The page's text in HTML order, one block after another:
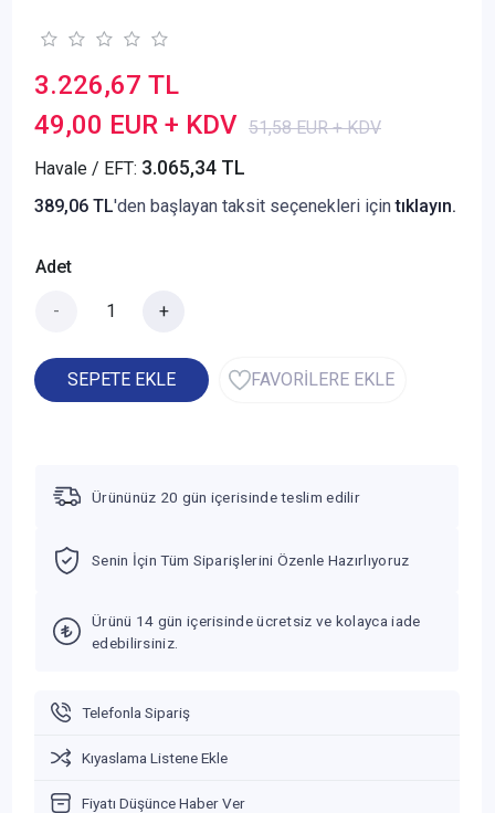
3.226,67 TL
49,00 EUR + KDV 51,58 EUR + KDV
Havale / EFT: 3.065,34 TL
389,06 TL'den başlayan taksit seçenekleri içintıklayın.
Adet
- +
SEPETE EKLE FAVORİLERE EKLE
Ürününüz 20 gün içerisinde teslim edilir
Senin İçin Tüm Siparişlerini Özenle Hazırlıyoruz
Ürünü 14 gün içerisinde ücretsiz ve kolayca iade
edebilirsiniz.
Telefonla Sipariş
Kıyaslama Listene Ekle
Fiyatı Düşünce Haber Ver